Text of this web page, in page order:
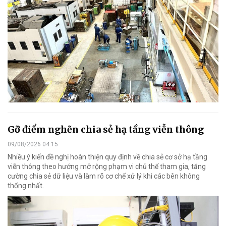
Gỡ điểm nghẽn chia sẻ hạ tầng viễn thông
09/08/2026 04:15
Nhiều ý kiến đề nghị hoàn thiện quy định về chia sẻ cơ sở hạ tầng
viễn thông theo hướng mở rộng phạm vi chủ thể tham gia, tăng
cường chia sẻ dữ liệu và làm rõ cơ chế xử lý khi các bên không
thống nhất.